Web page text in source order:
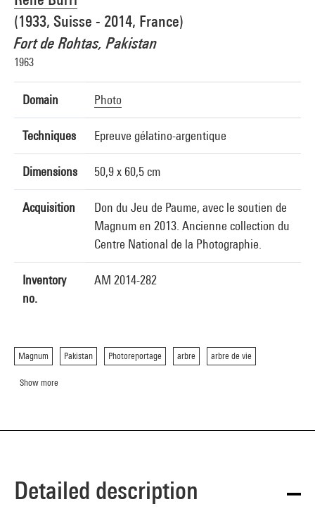
(1933, Suisse - 2014, France)
Fort de Rohtas, Pakistan
1963
Domain Photo
Techniques Epreuve gélatino-argentique
Dimensions 50,9 x 60,5 cm
Acquisition
Don du Jeu de Paume, avec le soutien de
Magnum en 2013. Ancienne collection du
Centre National de la Photographie.
Inventory
no.
AM 2014-282
Magnum Pakistan Photoreportage arbre arbre de vie
Show more
Image reference : 4N60321
Detailed description